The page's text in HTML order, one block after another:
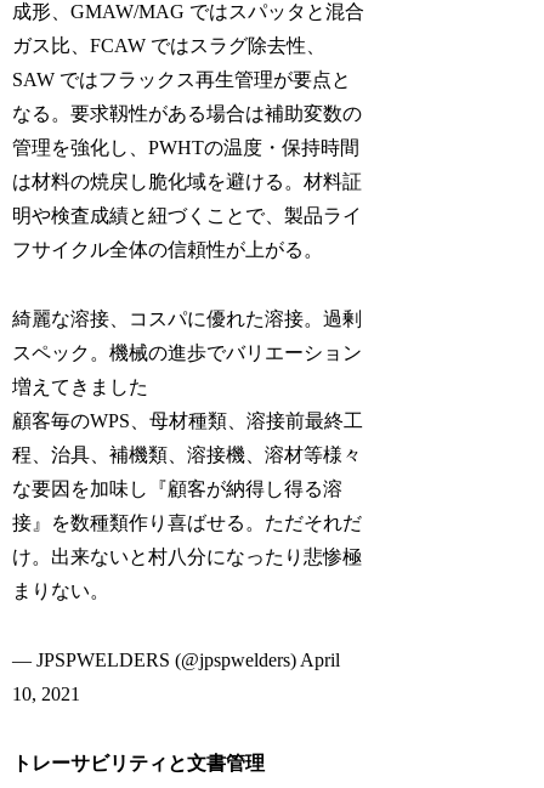
成形、GMAW/MAG ではスパッタと混合
ガス比、FCAW ではスラグ除去性、
SAW ではフラックス再生管理が要点と
なる。要求靱性がある場合は補助変数の
管理を強化し、PWHTの温度・保持時間
は材料の焼戻し脆化域を避ける。材料証
明や検査成績と紐づくことで、製品ライ
フサイクル全体の信頼性が上がる。
綺麗な溶接、コスパに優れた溶接。過剰
スペック。機械の進歩でバリエーション
増えてきました
顧客毎のWPS、母材種類、溶接前最終工
程、治具、補機類、溶接機、溶材等様々
な要因を加味し『顧客が納得し得る溶
接』を数種類作り喜ばせる。ただそれだ
け。出来ないと村八分になったり悲惨極
まりない。
— JPSPWELDERS (@jpspwelders) April
10, 2021
トレーサビリティと文書管理